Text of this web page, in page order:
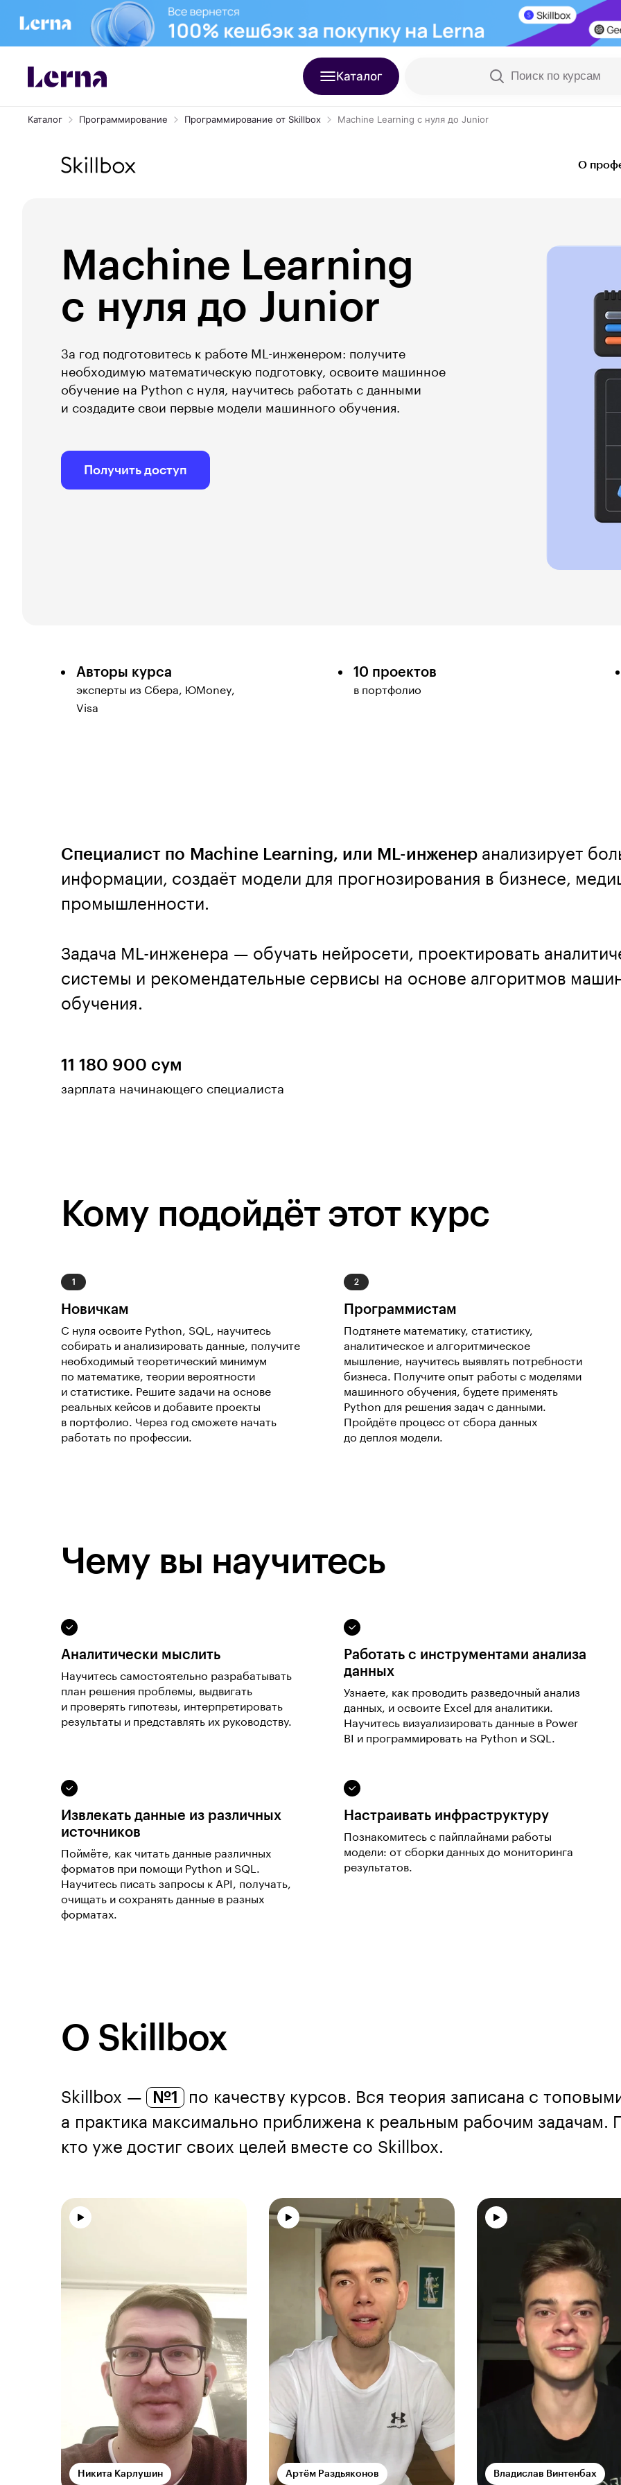
Каталог Поиск по курсам
Каталог Программирование Программирование от Skillbox Machine Learning с нуля до Junior
О
Получить доступ
Machine Learning
с нуля до Junior
За год подготовитесь к работе ML-инженером: получите
необходимую математическую подготовку, освоите машинное
обучение на Python с нуля, научитесь работать с данными
и создадите свои первые модели машинного обучения.
Авторы курса
эксперты из Сбера, ЮMoney,
Visa
10 проектов
в портфолио
Специалист по Machine Learning, или ML-инженер анализирует
информации, создаёт модели для прогнозирования в бизнесе,
промышленности.
Задача ML-инженера — обучать нейросети, проектировать
системы и рекомендательные сервисы на основе алгоритмов
обучения.
11 180 900 сум
зарплата начинающего специалиста
Кому подойдёт этот курс
Новичкам
С нуля освоите Python, SQL, научитесь
собирать и анализировать данные, получите
необходимый теоретический минимум
по математике, теории вероятности
и статистике. Решите задачи на основе
реальных кейсов и добавите проекты
в портфолио. Через год сможете начать
работать по профессии.
Программистам
Подтянете математику, статистику,
аналитическое и алгоритмическое
мышление, научитесь выявлять потребности
бизнеса. Получите опыт работы с моделями
машинного обучения, будете применять
Python для решения задач с данными.
Пройдёте процесс от сбора данных
до деплоя модели.
Чему вы научитесь
Аналитически мыслить
Научитесь самостоятельно разрабатывать
план решения проблемы, выдвигать
и проверять гипотезы, интерпретировать
результаты и представлять их руководству.
Работать с инструментами анализа
данных
Узнаете, как проводить разведочный анализ
данных, и освоите Excel для аналитики.
Научитесь визуализировать данные в Power
BI и программировать на Python и SQL.
Извлекать данные из различных
источников
Поймёте, как читать данные различных
форматов при помощи Python и SQL.
Научитесь писать запросы к API, получать,
очищать и сохранять данные в разных
форматах.
Настраивать инфраструктуру
Познакомитесь с пайплайнами работы
модели: от сборки данных до мониторинга
результатов.
О Skillbox
Skillbox — №1
по качеству курсов. Вся теория записана с
а практика максимально приближена к реальным рабочим задачам.
кто уже достиг своих целей вместе со Skillbox.
Никита Карлушин Артём Раздьяконов Владислав Винтенбах